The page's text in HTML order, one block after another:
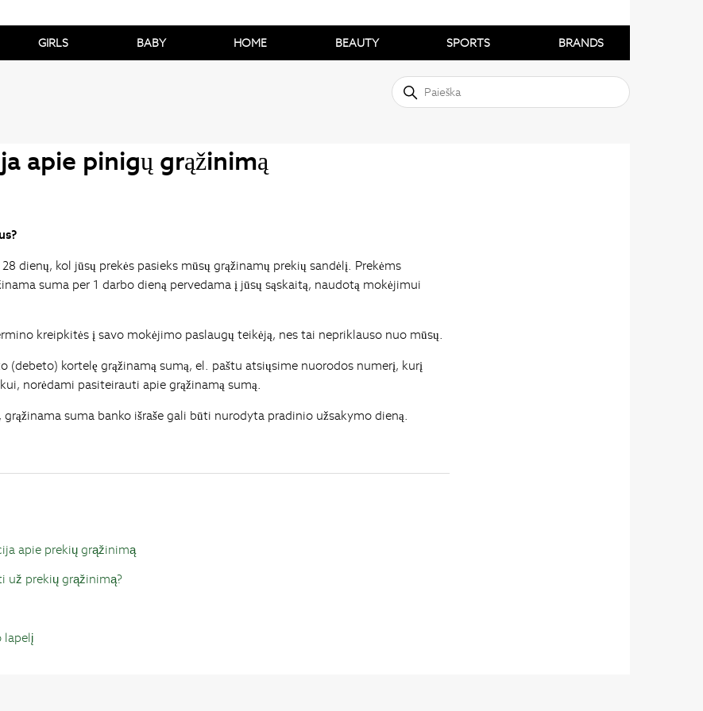
GIRLS BABY HOME BEAUTY SPORTS BRANDS
apie pinigų grąžinimą
dienų, kol jūsų prekės pasieks mūsų grąžinamų prekių sandėlį. Prekėms
suma per 1 darbo dieną pervedama į jūsų sąskaitą, naudotą mokėjimui
kreipkitės į savo mokėjimo paslaugų teikėją, nes tai nepriklauso nuo mūsų.
(debeto) kortelę grąžinamą sumą, el. paštu atsiųsime nuorodos numerį, kurį
norėdami pasiteirauti apie grąžinamą sumą.
suma banko išraše gali būti nurodyta pradinio užsakymo dieną.
apie prekių grąžinimą
už prekių grąžinimą?
lapelį